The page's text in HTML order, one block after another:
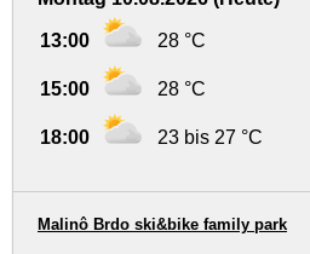
13:00 28 °C
15:00 28 °C
18:00 23 bis 27 °C
Malinô Brdo ski&bike family park